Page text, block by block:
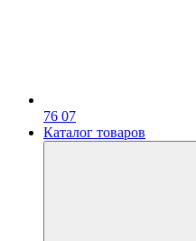
76 07
Каталог товаров